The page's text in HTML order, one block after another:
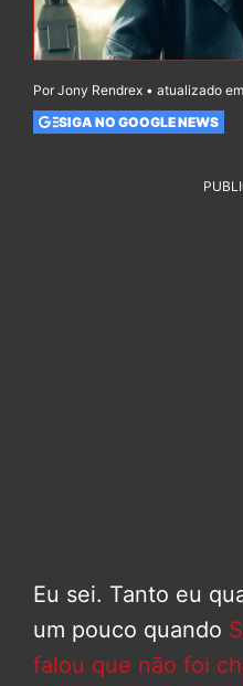
Por Jony Rendrex • atualizado
SIGA NO GOOGLE NEWS
Eu sei. Tanto eu
um pouco quando
falou que não foi